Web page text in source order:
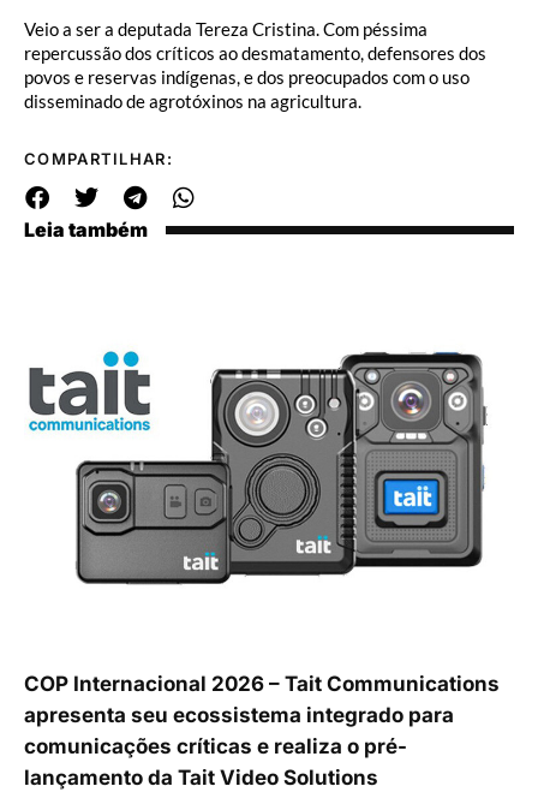
Veio a ser a deputada Tereza Cristina. Com péssima
repercussão dos críticos ao desmatamento, defensores dos
povos e reservas indígenas, e dos preocupados com o uso
disseminado de agrotóxinos na agricultura.
COMPARTILHAR:
Leia também
COP Internacional 2026 – Tait Communications
apresenta seu ecossistema integrado para
comunicações críticas e realiza o pré-
lançamento da Tait Video Solutions